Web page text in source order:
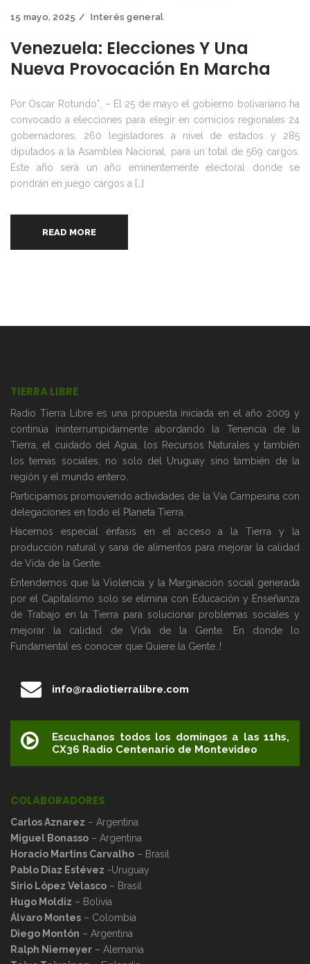
15 mayo, 2025 Interés general
Venezuela: Elecciones Y Una
Nueva Provocación En Marcha
Por Oscar Rotundo*. – El 25 de mayo el gobierno bolivariano ha
convocado a elecciones para elegir en comicios regionales 24
gobernadores, 260 legisladores a nivel de estados y 285
diputados a la Asamblea Nacional, para un total de 569 cargos.
Este año será un año eminentemente electoral donde se
pondrán en juego cargos a […]
READ MORE
TIERRA LIBRE
Radio Tierra Libre es una propuesta iniciada en el año 2009 y
continúa ininterrumpidamente abordando la Tenencia de la
Tierra, el cuidado del Agua, los Recursos Naturales y también
los temas sociales, no solo del Uruguay sino también de la
región y el mundo entero.
Participamos promoviendo actividades de la Vía Campesina con
delegaciones en todo el Planeta Tierra.
Hacemos especial énfasis en el acceso a la Tierra y la
producción natural y sana de alimentos para mejorar la calidad
de Vida de la Gente.
Entendemos que la Violencia y la Marginación social generada
por el Capitalismo solo se elimina con Educación y Enseñanza
de Trabajo en la Tierra para solucionar problemas sociales y
mejorar la calidad de Vida de la Gente. En donde lo
Fundamental es conocer que Quiere la Gente..!
info@radiotierralibre.com
Escuchanos todos los domingos a las 11hs,
CX36 Radio Centenario de Montevideo
COLABORADORES
Carlos Aznarez – Argentina
Miguel Bonasso – Argentina
Horacio Martins Carvalho – Brasil
Pablo Díaz Estévez -Uruguay
Sirio López Velasco – Brasil
Hugo Moldiz – Bolivia
Álvaro Montes – Colombia
Diego Montón – Argentina
Ralph Niemeyer – Alemania